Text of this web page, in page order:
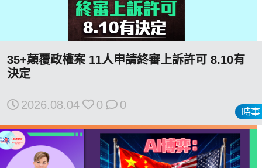
聯絡我們
時事
35+顛覆政權案 11人申請終審上訴許可 8.10有
決定
2026.08.04 0 0